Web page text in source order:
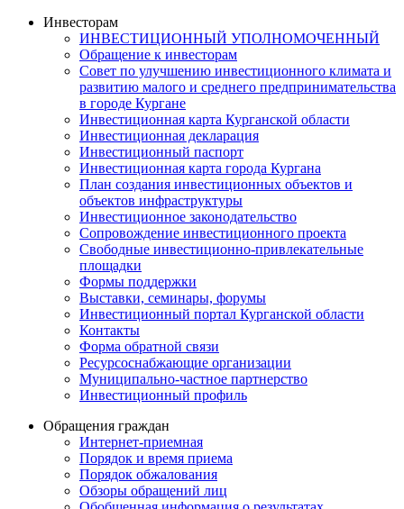
Инвесторам
ИНВЕСТИЦИОННЫЙ УПОЛНОМОЧЕННЫЙ
Обращение к инвесторам
Совет по улучшению инвестиционного климата и
развитию малого и среднего предпринимательства
в городе Кургане
Инвестиционная карта Курганской области
Инвестиционная декларация
Инвестиционный паспорт
Инвестиционная карта города Кургана
План создания инвестиционных объектов и
объектов инфраструктуры
Инвестиционное законодательство
Сопровождение инвестиционного проекта
Свободные инвестиционно-привлекательные
площадки
Формы поддержки
Выставки, семинары, форумы
Инвестиционный портал Курганской области
Контакты
Форма обратной связи
Ресурсоснабжающие организации
Муниципально-частное партнерство
Инвестиционный профиль
Обращения граждан
Интернет-приемная
Порядок и время приема
Порядок обжалования
Обзоры обращений лиц